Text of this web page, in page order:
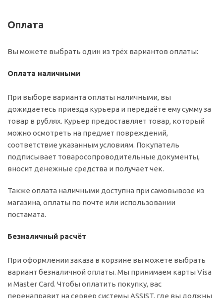
Оплата
Вы можете выбрать один из трёх вариантов оплаты:
Оплата наличными
При выборе варианта оплаты наличными, вы
дожидаетесь приезда курьера и передаёте ему сумму за
товар в рублях. Курьер предоставляет товар, который
можно осмотреть на предмет повреждений,
соответствие указанным условиям. Покупатель
подписывает товаросопроводительные документы,
вносит денежные средства и получает чек.
Также оплата наличными доступна при самовывозе из
магазина, оплаты по почте или использовании
постамата.
Безналичный расчёт
При оформлении заказа в корзине вы можете выбрать
вариант безналичной оплаты. Мы принимаем карты Visa
и Master Card. Чтобы оплатить покупку, вас
перенаправит на сервер системы ASSIST, где вы должны